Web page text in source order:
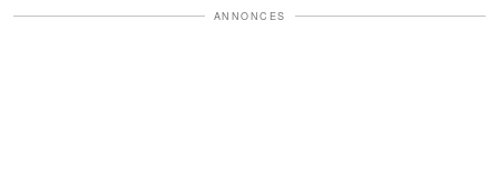
ANNONCES